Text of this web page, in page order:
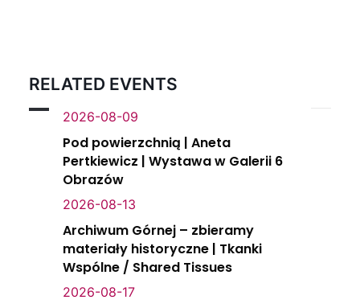
RELATED EVENTS
2026-08-09
Pod powierzchnią | Aneta
Pertkiewicz | Wystawa w Galerii 6
Obrazów
2026-08-13
Archiwum Górnej – zbieramy
materiały historyczne | Tkanki
Wspólne / Shared Tissues
2026-08-17